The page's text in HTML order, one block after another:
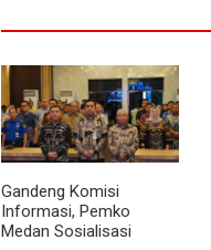
Gandeng Komisi
Informasi, Pemko
Medan Sosialisasi